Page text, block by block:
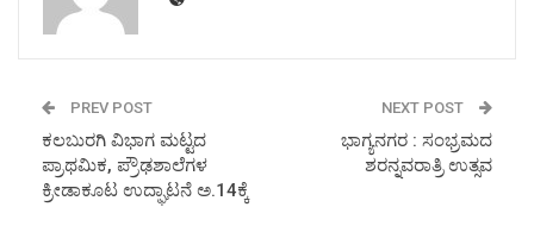
PREV POST
ಕಲಬುರಗಿ ವಿಭಾಗ ಮಟ್ಟದ
ಪ್ರಾಥಮಿಕ, ಪ್ರೌಢಶಾಲೆಗಳ
ಕ್ರೀಡಾಕೂಟ ಉದ್ಘಾಟನೆ ಅ.14ಕ್ಕೆ
NEXT POST
ಭಾಗ್ಯನಗರ : ಸಂಭ್ರಮದ
ಶರನ್ನವರಾತ್ರಿ ಉತ್ಸವ